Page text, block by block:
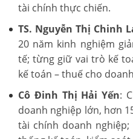
tài chính thực chiến.
TS. Nguyễn Thị Chinh
20 năm kinh nghiệm
tế; từng giữ vai trò kế
kế toán – thuế cho
Cô Đinh Thị Hải Yến:
doanh nghiệp lớn, hơn
tài chính doanh